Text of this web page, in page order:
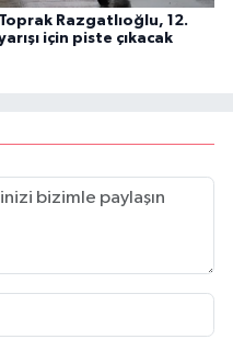
Toprak Razgatlıoğlu, 12.
için piste çıkacak